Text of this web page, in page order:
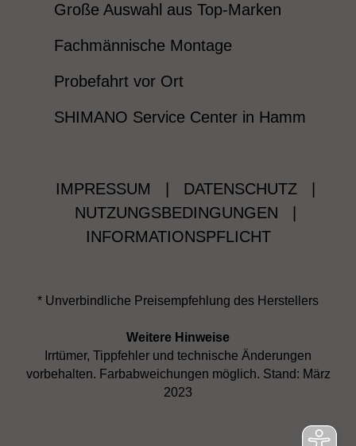
Große Auswahl aus Top-Marken
Fachmännische Montage
Probefahrt vor Ort
SHIMANO Service Center in Hamm
IMPRESSUM DATENSCHUTZ
NUTZUNGSBEDINGUNGEN
INFORMATIONSPFLICHT
* Unverbindliche Preisempfehlung des Herstellers
Weitere Hinweise
Irrtümer, Tippfehler und technische Änderungen
vorbehalten. Farbabweichungen möglich. Stand: März
2023